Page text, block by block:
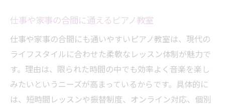
仕事や家事の合間に通えるピアノ教室
仕事や家事の合間にも通いやすいピアノ教室は、現代の
ライフスタイルに合わせた柔軟なレッスン体制が魅力で
す。理由は、限られた時間の中でも効率よく音楽を楽し
みたいというニーズが高まっているからです。具体的に
は、短時間レッスンや振替制度、オンライン対応、個別